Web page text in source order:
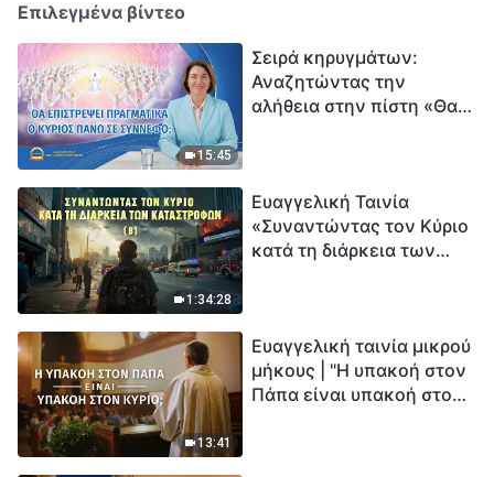
Επιλεγμένα βίντεο
15:45
Σειρά κηρυγμάτων:
Αναζητώντας την
αλήθεια στην πίστη «Θα
1:34:28
Ευαγγελική Ταινία
«Συναντώντας τον Κύριο
κατά τη διάρκεια των
εξαφάνισης». Οι
καταστροφές χτυπούν.
Ξεκινά η αντίστροφη
13:41
Ευαγγελική ταινία μικρού
μήκους | "Η υπακοή στον
Πάπα είναι υπακοή στον